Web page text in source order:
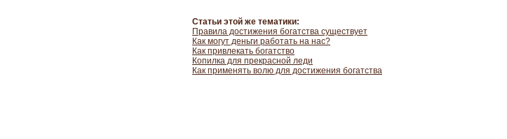
Статьи этой же тематики:
Правила достижения богатства существует
Как могут деньги работать на нас?
Как привлекать богатство
Копилка для прекрасной леди
Как применять волю для достижения богатства